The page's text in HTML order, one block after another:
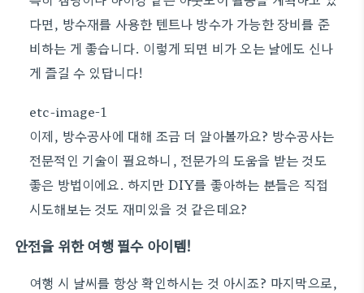
다면, 방수재를 사용한 텐트나 방수가 가능한 장비를 준
비하는 게 좋습니다. 이렇게 되면 비가 오는 날에도 신나
게 즐길 수 있답니다!
이제, 방수공사에 대해 조금 더 알아볼까요? 방수공사는
전문적인 기술이 필요하니, 전문가의 도움을 받는 것도
좋은 방법이에요. 하지만 DIY를 좋아하는 분들은 직접
시도해보는 것도 재미있을 것 같은데요?
안전을 위한 여행 필수 아이템!
여행 시 날씨를 항상 확인하시는 것 아시죠? 마지막으로,